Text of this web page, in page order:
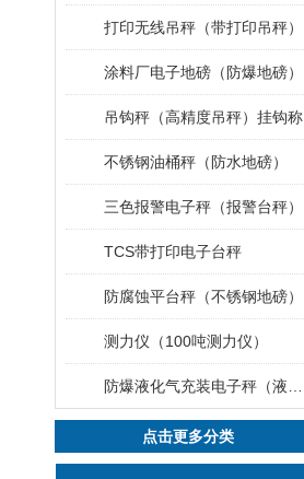
打印无线吊秤（带打印吊秤）
涂料厂电子地磅（防爆地磅）
吊钩秤（高精度吊秤）挂钩称
不锈钢油桶秤（防水地磅）
三色报警电子秤（报警台秤）
TCS带打印电子台秤
防腐蚀平台秤（不锈钢地磅）
测力仪（100吨测力仪）
点击更多分类